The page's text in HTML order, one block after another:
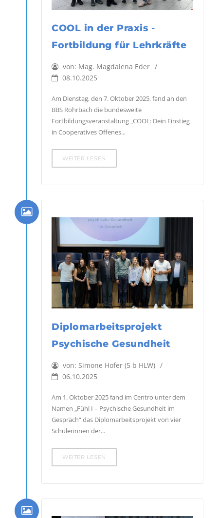
COOL in der Praxis -
Fortbildung für Lehrkräfte
von: Mag. Magdalena Eder
08.10.2025
Am Dienstag, den 7. Oktober 2025, fand an den
BBS Rohrbach die bundesweite
Fortbildungsveranstaltung „COOL: Dein Einstieg
in Cooperatives Offenes...
WEITER LESEN
Diplomarbeitsprojekt
Psychische Gesundheit
von: Simone Hofer (5 b HLW)
06.10.2025
Am 1. Oktober 2025 fand im Centro unter dem
Namen „Fühl I – Psychische Gesundheit im
Gespräch“ das Diplomarbeitsprojekt von vier
Schülerinnen der...
WEITER LESEN